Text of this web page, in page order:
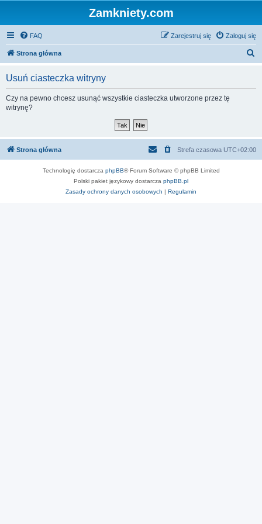
Zamkniety.com
FAQ Zaloguj się
Zarejestruj się
Strona główna
Usuń ciasteczka witryny
Czy na pewno chcesz usunąć wszystkie ciasteczka utworzone przez tę
witrynę?
Strona główna Strefa czasowa UTC+02:00
Technologię dostarcza phpBB® Forum Software © phpBB Limited
Polski pakiet językowy dostarcza phpBB.pl
Zasady ochrony danych osobowych | Regulamin